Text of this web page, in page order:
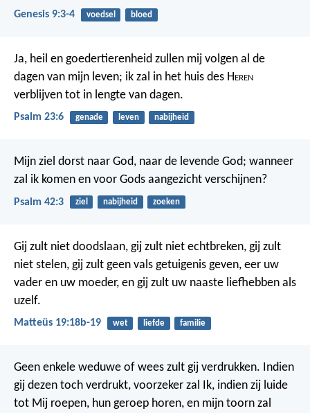
Genesis 9:3-4 voedsel bloed
Ja, heil en goedertierenheid zullen mij volgen al de
dagen van mijn leven; ik zal in het huis des Heren
verblijven tot in lengte van dagen.
Psalm 23:6 genade leven nabijheid
Mijn ziel dorst naar God, naar de levende God; wanneer
zal ik komen en voor Gods aangezicht verschijnen?
Psalm 42:3 ziel nabijheid zoeken
Gij zult niet doodslaan, gij zult niet echtbreken, gij zult
niet stelen, gij zult geen vals getuigenis geven, eer uw
vader en uw moeder, en gij zult uw naaste liefhebben als
uzelf.
Matteüs 19:18b-19 wet liefde familie
Geen enkele weduwe of wees zult gij verdrukken. Indien
gij dezen toch verdrukt, voorzeker zal Ik, indien zij luide
tot Mij roepen, hun geroep horen, en mijn toorn zal